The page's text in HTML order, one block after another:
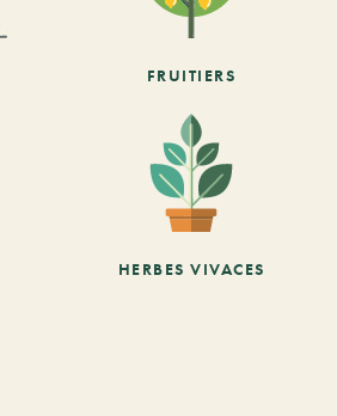
FRUITIERS
HERBES VIVACES